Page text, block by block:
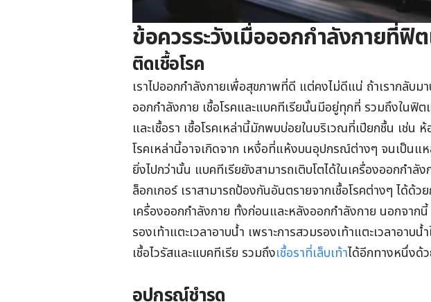
ข้อควรระวังเมื่อออกกำลังกายที่ฟิ
ติดเชื้อโรค
เราไปออกกำลังกายเพื่อสุขภาพที่ดี แต่คงไม่ดีแน่ ถ้าเรากลับมา
ออกกำลังกาย เชื้อโรคและแบคทีเรียนั้นมีอยู่ทุกที่ รวมถึงในฟิต
และเชื้อรา เชื้อโรคเหล่านี้มักพบบ่อยในบริเวณที่เปียกชื้น เช่น
โรคเหล่านี้อาจเกิดจาก เหงื่อที่แห้งบนอุปกรณ์ต่างๆ จนเป็นแ
ยิ่งไปกว่านั้น แบคทีเรียยังสามารถเติบโตได้ในเครื่องออกกำ
ล็อกเกอร์ เราสามารถป้องกันอันตรายจากเชื้อโรคต่างๆ ได้ด้
เครื่องออกกำลังกาย ทั้งก่อนและหลังออกกำลังกาย นอกจาก
รองเท้าแตะเวลาอาบน้ำ เพราะการสวมรองเท้าแตะเวลาอาบ
เชื้อไวรัสและแบคทีเรีย รวมถึงเชื้อราที่เล็บเท้าได้อีกทางหนึ่งด้
อุปกรณ์ชำรุด